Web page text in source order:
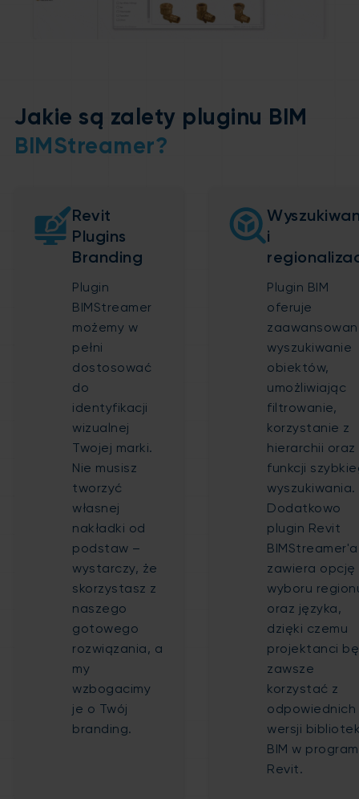
Jakie są zalety pluginu BIM
BIMStreamer?
Revit
Plugins
Branding
Plugin
BIMStreamer
możemy w
pełni
dostosować
do
identyfikacji
wizualnej
Twojej marki.
Nie musisz
tworzyć
własnej
nakładki od
podstaw –
wystarczy, że
skorzystasz z
naszego
gotowego
rozwiązania, a
my
wzbogacimy
je o Twój
branding.
i
Plugin BIM
oferuje
wyszukiwanie
obiektów,
umożliwiając
filtrowanie,
korzystanie z
hierarchii oraz
funkcji
wyszukiwania.
Dodatkowo
plugin Revit
BIMStreamer'a
zawiera opcję
wyboru
oraz języka,
dzięki czemu
projektanci
zawsze
korzystać z
odpowiednich
wersji
BIM w
Revit.